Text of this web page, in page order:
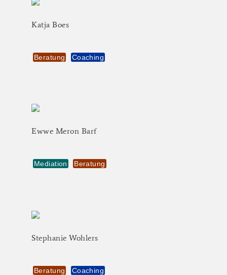
Katja Boes
Beratung Coaching
Ewwe Meron Barf
Mediation Beratung
Stephanie Wohlers
Beratung Coaching